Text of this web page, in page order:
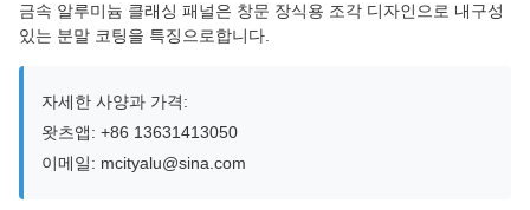
금속 알루미늄 클래싱 패널은 창문 장식용 조각 디자인으로 내구성
있는 분말 코팅을 특징으로합니다.
자세한 사양과 가격:
왓츠앱: +86 13631413050
이메일: mcityalu@sina.com